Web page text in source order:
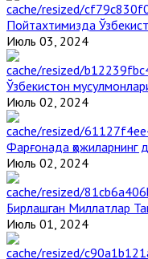
Пойтахтимизда
Июль 03, 2024
Ўзбекистон
Июль 02, 2024
Фарғонада ҳожиларнинг
Июль 02, 2024
Бирлашган Миллатлар
Июль 01, 2024